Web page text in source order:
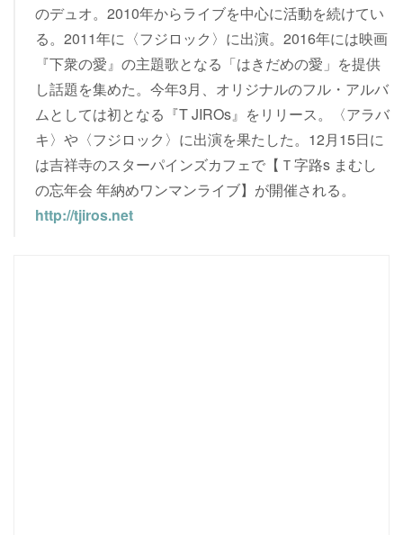
のデュオ。2010年からライブを中心に活動を続けてい
る。2011年に〈フジロック〉に出演。2016年には映画
『下衆の愛』の主題歌となる「はきだめの愛」を提供
し話題を集めた。今年3月、オリジナルのフル・アルバ
ムとしては初となる『T JIROs』をリリース。〈アラバ
キ〉や〈フジロック〉に出演を果たした。12月15日に
は吉祥寺のスターパインズカフェで【Ｔ字路s まむし
の忘年会 年納めワンマンライブ】が開催される。
http://tjiros.net